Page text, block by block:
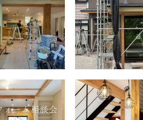
tomohouseinc
4月 2
tomohouseinc
2月 28